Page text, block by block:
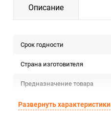
Описание
Срок годности
Страна изготовителя
Предназначение товара
Сертификация
Развернуть характеристики